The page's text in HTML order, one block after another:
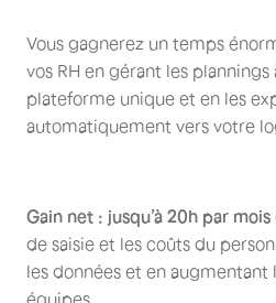
Vous gagnerez un temps
vos RH en gérant les plannings
plateforme unique et en les
automatiquement vers votre
Gain net : jusqu’à 20h par mois
de saisie et les coûts du
les données et en augmentant
équipes.